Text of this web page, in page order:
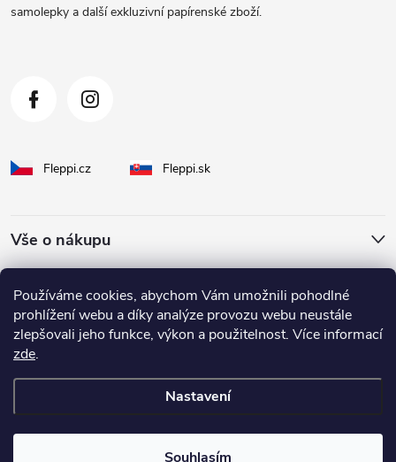
Používáme cookies, abychom Vám umožnili pohodlné
prohlížení webu a díky analýze provozu webu neustále
zlepšovali jeho funkce, výkon a použitelnost. Více informací
zde.
Nastavení
Souhlasím
samolepky a další exkluzivní papírenské zboží.
Fleppi.cz Fleppi.sk
Vše o nákupu
O Fleppi
Inspirace pro vás
Copyright 2026fleppi. Všechna práva vyhrazena.